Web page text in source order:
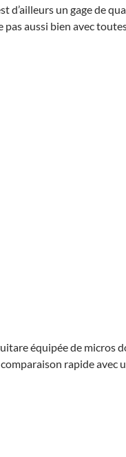
d’ailleurs un gage de
aussi bien avec
équipée de micros
rapide avec